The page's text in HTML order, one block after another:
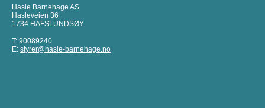
Hasle Barnehage AS
Hasleveien 36
1734 HAFSLUNDSØY
T: 90089240
E: styrer@hasle-barnehage.no